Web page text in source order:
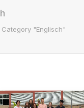
"Englisch"